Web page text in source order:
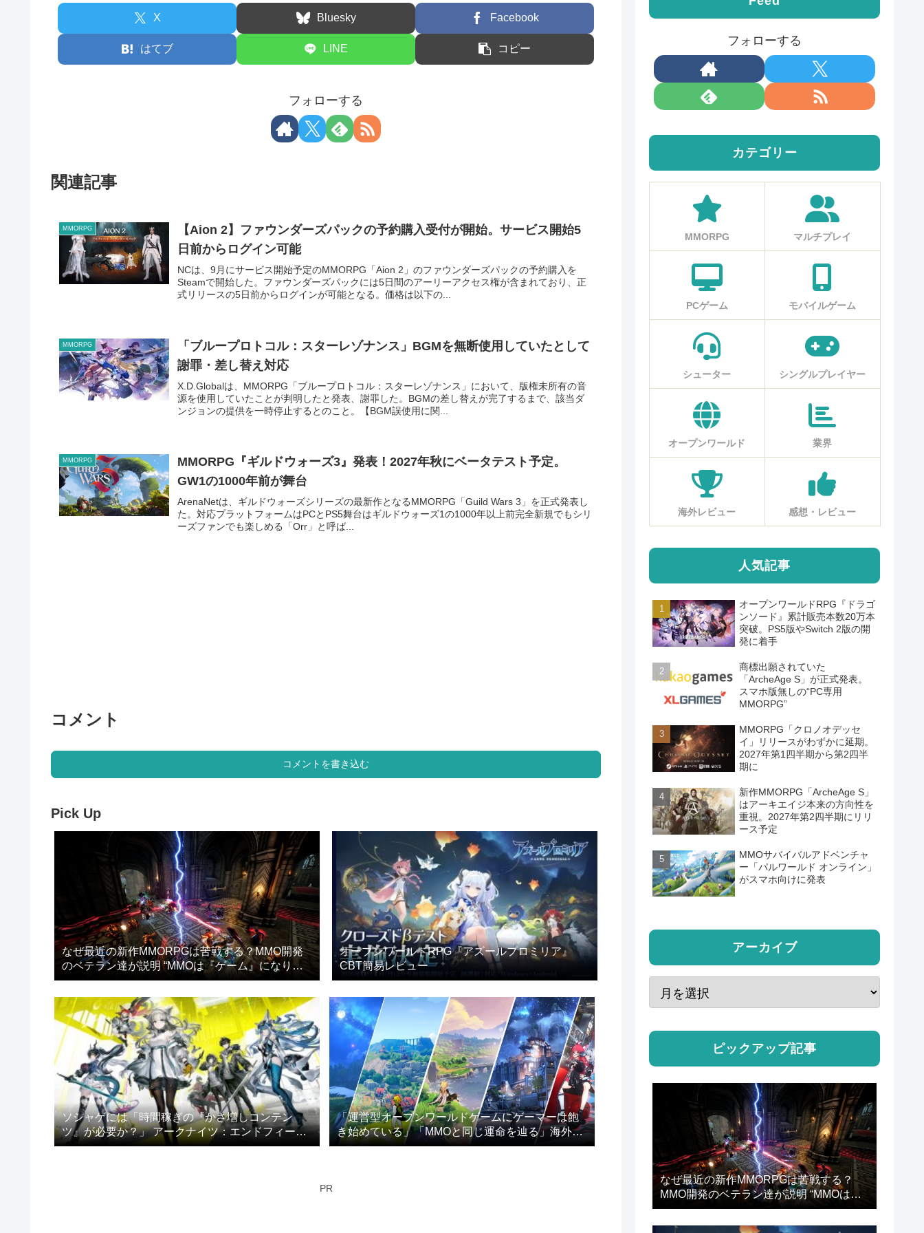
X Bluesky Facebook
はてブ LINE コピー
フォローする
関連記事
MMORPG
【Aion 2】ファウンダーズパックの予約購入受付が開始。サービス開始5
日前からログイン可能
NCは、9月にサービス開始予定のMMORPG「Aion 2」のファウンダーズパックの予約購入を
Steamで開始した。ファウンダーズパックには5日間のアーリーアクセス権が含まれており、正
式リリースの5日前からログインが可能となる。価格は以下の...
MMORPG
「ブループロトコル：スターレゾナンス」BGMを無断使用していたとして
謝罪・差し替え対応
X.D.Globalは、MMORPG「ブループロトコル：スターレゾナンス」において、版権未所有の音
源を使用していたことが判明したと発表、謝罪した。BGMの差し替えが完了するまで、該当ダ
ンジョンの提供を一時停止するとのこと。【BGM誤使用に関...
MMORPG
MMORPG『ギルドウォーズ3』発表！2027年秋にベータテスト予定。
GW1の1000年前が舞台
ArenaNetは、ギルドウォーズシリーズの最新作となるMMORPG「Guild Wars 3」を正式発表し
た。対応プラットフォームはPCとPS5舞台はギルドウォーズ1の1000年以上前完全新規でもシリ
ーズファンでも楽しめる「Orr」と呼ば...
コメント
コメントを書き込む
Pick Up
なぜ最近の新作MMORPGは苦戦する？MMO開発
のベテラン達が説明 “MMOは『ゲーム』になりす
ぎた”
オープンワールドRPG『アズールプロミリア』
CBT簡易レビュー
ソシャゲには「時間稼ぎの『かさ増しコンテン
ツ』が必要か？」 アークナイツ：エンドフィール
ドのプレイヤー達が議論
「運営型オープンワールドゲームにゲーマーは飽
き始めている」「MMOと同じ運命を辿る」海外メ
ディアが指摘
PR
フォローする
カテゴリー
MMORPG マルチプレイ
PCゲーム モバイルゲーム
シューター シングルプレイヤー
オープンワールド 業界
海外レビュー 感想・レビュー
人気記事
オープンワールドRPG『ドラゴ
ンソード』累計販売本数20万本
突破。PS5版やSwitch 2版の開
発に着手
商標出願されていた
「ArcheAge S」が正式発表。
スマホ版無しの“PC専用
MMORPG”
MMORPG「クロノオデッセ
イ」リリースがわずかに延期。
2027年第1四半期から第2四半
期に
新作MMORPG「ArcheAge S」
はアーキエイジ本来の方向性を
重視。2027年第2四半期にリリ
ース予定
MMOサバイバルアドベンチャ
ー「パルワールド オンライン」
がスマホ向けに発表
アーカイブ
ピックアップ記事
なぜ最近の新作MMORPGは苦戦する？
MMO開発のベテラン達が説明 “MMOは
『ゲーム』になりすぎた”